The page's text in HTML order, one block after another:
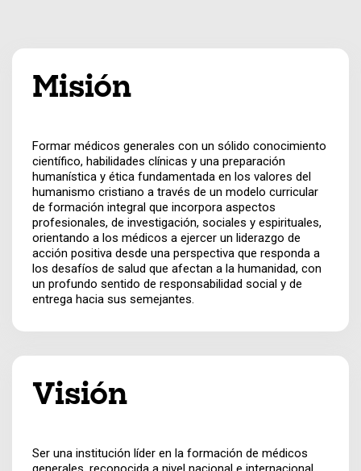
Misión
Formar médicos generales con un sólido conocimiento
científico, habilidades clínicas y una preparación
humanística y ética fundamentada en los valores del
humanismo cristiano a través de un modelo curricular
de formación integral que incorpora aspectos
profesionales, de investigación, sociales y espirituales,
orientando a los médicos a ejercer un liderazgo de
acción positiva desde una perspectiva que responda a
los desafíos de salud que afectan a la humanidad, con
un profundo sentido de responsabilidad social y de
entrega hacia sus semejantes.
Visión
Ser una institución líder en la formación de médicos